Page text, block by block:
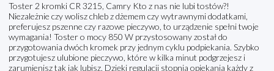
Toster 2 kromki CR 3215, Camry Kto z nas nie lubi tostów?!
Niezależnie czy wolisz chleb z dżemem czy wytrawnymi dodatkami,
preferujesz pszenne czy razowe pieczywo, to urządzenie spełni twoje
wymagania! Toster o mocy 850 W przystosowany został do
przygotowania dwóch kromek przy jednym cyklu podpiekania. Szybko
przygotujesz ulubione pieczywo, które w kilka minut podgrzejesz i
zarumienisz tak jak lubisz. Dzięki regulacji stopnia opiekania każdy z